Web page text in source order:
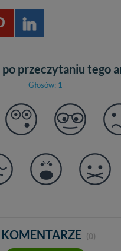
po przeczytaniu tego
Głosów: 1
KOMENTARZE (0)